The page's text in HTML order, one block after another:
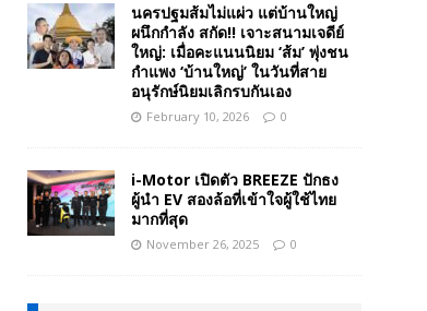
นครปฐมส้มไม่แผ่ว แต่บ้านใหญ่
ผนึกกำลัง สกัด!! เจาะสนามเจดีย์
ใหญ่: เมื่อคะแนนนิยม ‘ส้ม’ พุ่งชน
กำแพง ‘บ้านใหญ่’ ในวันที่สาย
อนุรักษ์นิยมเลิกรบกันเอง
February 10, 2026 0
i-Motor เปิดตัว BREEZE ปักธง
ผู้นำ EV สองล้อที่เข้าใจผู้ใช้ไทย
มากที่สุด
November 26, 2025 0